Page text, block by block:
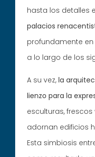
hasta los detalles
palacios
profundamente
a lo largo de los
A su vez,la
lienzo para la
esculturas,
adornan edificios
Esta simbiosis